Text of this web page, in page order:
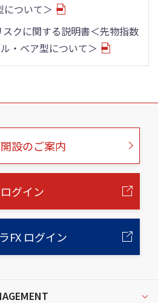
について＞
クに関する説明書＜先物指数
・ベア型について＞
設のご案内
ログイン
FX ログイン